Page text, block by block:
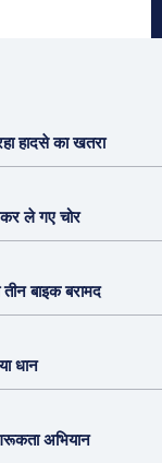
हादसे का खतरा
ले गए चोर
बाइक बरामद
धान
अभियान